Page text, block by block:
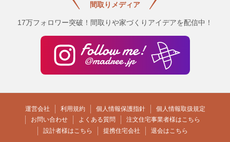
間取りメディア
17万フォロワー突破！間取りや家づくりアイデアを配信中！
運営会社 利用規約 個人情報保護指針
個人情報取扱規定
お問い合わせ
よくある質問
注文住宅事業者様はこちら
設計者様はこちら
提携住宅会社 退会はこちら